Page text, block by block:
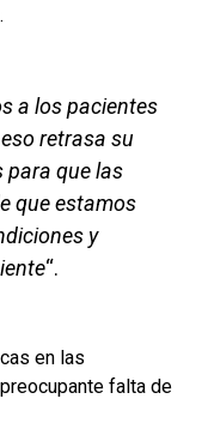
a los pacientes
retrasa su
para que las
que estamos
y
“.
en las
falta de